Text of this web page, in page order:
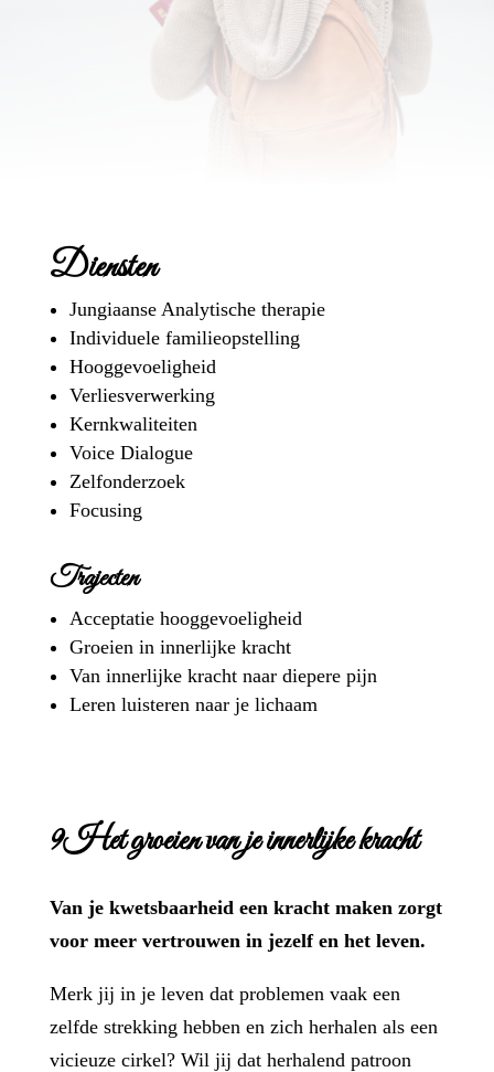
Diensten
Jungiaanse Analytische therapie
Individuele familieopstelling
Hooggevoeligheid
Verliesverwerking
Kernkwaliteiten
Voice Dialogue
Zelfonderzoek
Focusing
Trajecten
Acceptatie hooggevoeligheid
Groeien in innerlijke kracht
Van innerlijke kracht naar diepere pijn
Leren luisteren naar je lichaam
9Het groeien van je innerlijke kracht
Van je kwetsbaarheid een kracht maken zorgt
voor meer vertrouwen in jezelf en het leven.
Merk jij in je leven dat problemen vaak een
zelfde strekking hebben en zich herhalen als een
vicieuze cirkel? Wil jij dat herhalend patroon